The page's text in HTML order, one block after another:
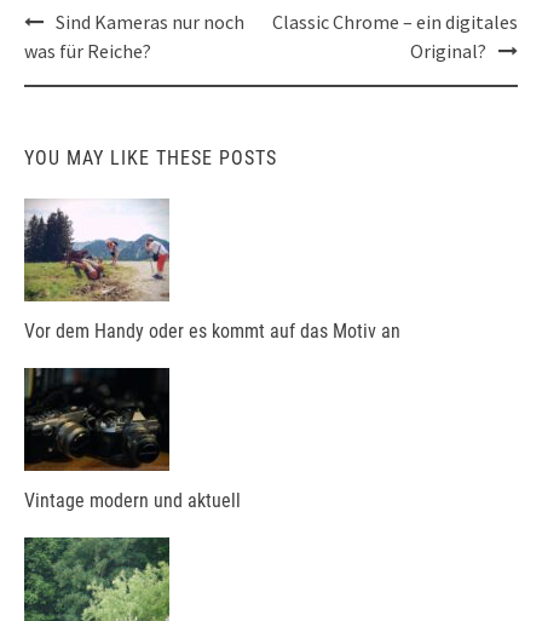
Post
navigation
Sind Kameras nur noch
was für Reiche?
Classic Chrome – ein digitales
Original?
YOU MAY LIKE THESE POSTS
Vor dem Handy oder es kommt auf das Motiv an
Vintage modern und aktuell